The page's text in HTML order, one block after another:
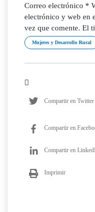
Correo electrónico *
electrónico y web en
vez que comente. El
Mujeres y Desarrollo Rural
Compartir en Twitter
Compartir en
Compartir en
Imprimir